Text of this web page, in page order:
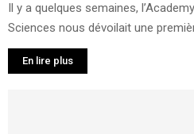
Il y a quelques semaines,
Sciences nous dévoilait une
En lire plus